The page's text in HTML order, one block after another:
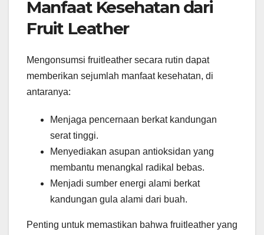
Manfaat Kesehatan dari
Fruit Leather
Mengonsumsi fruitleather secara rutin dapat
memberikan sejumlah manfaat kesehatan, di
antaranya:
Menjaga pencernaan berkat kandungan
serat tinggi.
Menyediakan asupan antioksidan yang
membantu menangkal radikal bebas.
Menjadi sumber energi alami berkat
kandungan gula alami dari buah.
Penting untuk memastikan bahwa fruitleather yang